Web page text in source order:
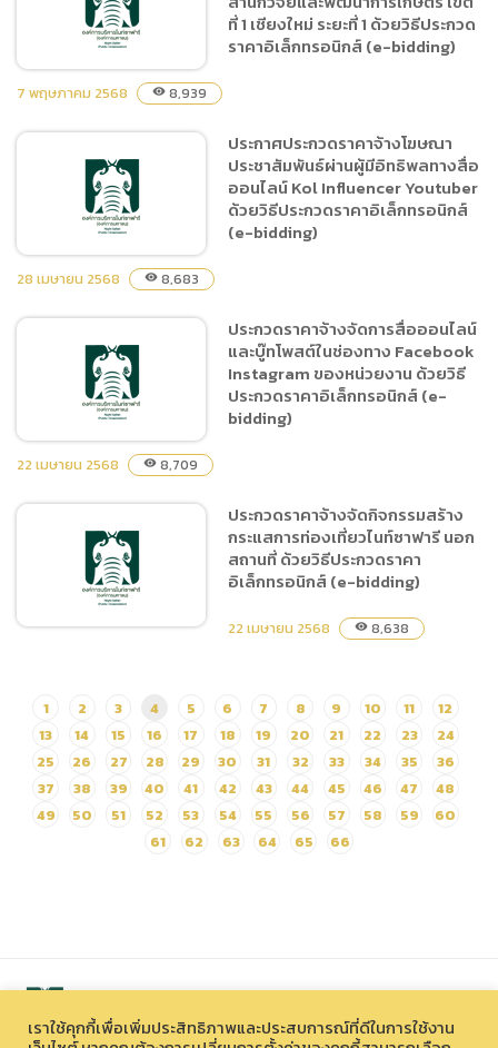
ชลประทานของสำนักวิจัยและ
พัฒนาการเกษตร เขตที่ 1
เชียงใหม่ ระยะที่ 1 ด้วยวิธี
ประกวดราคาอิเล็กทรอนิกส์
จ้างปรับปรุงโรงสูบน้ำ
ชลประทานของสำนักวิจัยและ
พัฒนาการเกษตร เขตที่ 1
เชียงใหม่ ระยะที่ 1 ด้วยวิธี
ประกวดราคาอิเล็กทรอนิกส์
ที่ 1 เชียงใหม่ ระยะที่ 1 ด้วยวิธีประกวด
ราคาอิเล็กทรอนิกส์ (e-bidding)
7 พฤษภาคม 2568 visibility 8,939
โฆษณาประชาสัมพันธ์ผ่านผู้มี
อิทธิพลทางสื่อออนไลน์ Kol
Influencer Youtuber ด้วย
วิธีประกวดราคา
อิเล็กทรอนิกส์ (e-bidding)
ประกาศประกวดราคาจ้างโฆษณา
ประชาสัมพันธ์ผ่านผู้มีอิทธิพลทางสื่อ
ออนไลน์ Kol Influencer Youtuber
ด้วยวิธีประกวดราคาอิเล็กทรอนิกส์
(e-bidding)
28 เมษายน 2568 visibility 8,683
ออนไลน์ และบู๊ทโพสต์ในช่อง
ทาง Facebook Instagram
ของหน่วยงาน ด้วยวิธี
ประกวดราคาอิเล็กทรอนิกส์
ประกวดราคาจ้างจัดการสื่อออนไลน์
และบู๊ทโพสต์ในช่องทาง Facebook
Instagram ของหน่วยงาน ด้วยวิธี
ประกวดราคาอิเล็กทรอนิกส์ (e-
bidding)
22 เมษายน 2568 visibility 8,709
ประกวดราคาจ้างจัดกิจกรรม
สร้างกระแสการท่องเที่ยวไนท์
ซาฟารี นอกสถานที่ ด้วยวิธี
ประกวดราคาอิเล็กทรอนิกส์
(e-bidding)
ประกวดราคาจ้างจัดกิจกรรมสร้าง
กระแสการท่องเที่ยวไนท์ซาฟารี นอก
สถานที่ ด้วยวิธีประกวดราคา
อิเล็กทรอนิกส์ (e-bidding)
22 เมษายน 2568 visibility 8,638
1 2 3 4 5 6 7 8 9 10 11
12
13
14 15 16 17 18 19 20 21 22 23
24
25
26 27 28 29 30 31 32 33 34 35
36
37
38 39 40 41 42 43 44 45 46 47
48
49
50 51 52 53 54 55 56 57 58 59
60
61
62 63 64 65 66
เราใช้คุกกี้เพื่อเพิ่มประสิทธิภาพและประสบการณ์ที่ดีในการใช้งาน